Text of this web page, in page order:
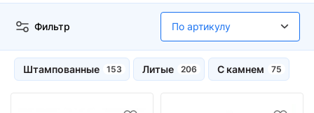
Фильтр
Штампованные Литые С камнем